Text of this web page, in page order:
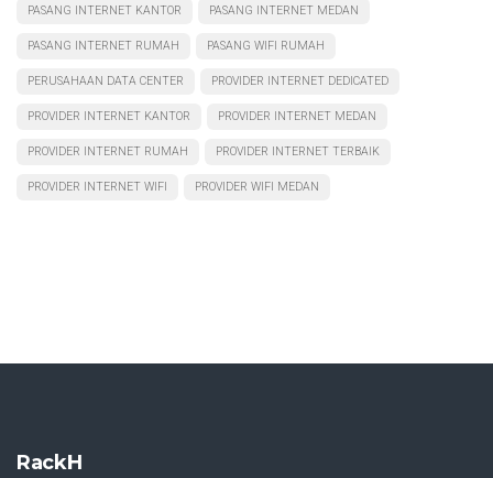
PASANG INTERNET KANTOR PASANG INTERNET MEDAN
PASANG INTERNET RUMAH PASANG WIFI RUMAH
PERUSAHAAN DATA CENTER PROVIDER INTERNET DEDICATED
PROVIDER INTERNET KANTOR PROVIDER INTERNET MEDAN
PROVIDER INTERNET RUMAH PROVIDER INTERNET TERBAIK
PROVIDER INTERNET WIFI PROVIDER WIFI MEDAN
RackH